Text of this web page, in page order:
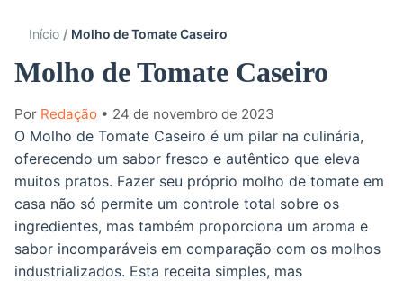
Início Molho de Tomate Caseiro
Molho de Tomate Caseiro
Por Redação • 24 de novembro de 2023
O Molho de Tomate Caseiro é um pilar na culinária,
oferecendo um sabor fresco e autêntico que eleva
muitos pratos. Fazer seu próprio molho de tomate em
casa não só permite um controle total sobre os
ingredientes, mas também proporciona um aroma e
sabor incomparáveis em comparação com os molhos
industrializados. Esta receita simples, mas